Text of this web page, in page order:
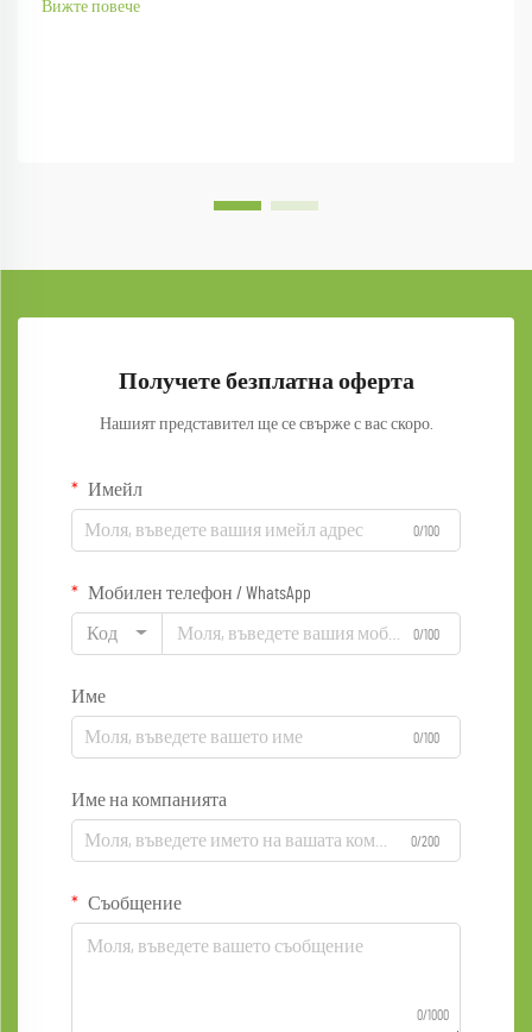
Вижте повече
Получете безплатна оферта
Нашият представител ще се свърже с вас скоро.
Имейл
0/100
Мобилен телефон / WhatsApp
Код 0/100
Име
0/100
Име на компанията
0/200
Съобщение
0/1000